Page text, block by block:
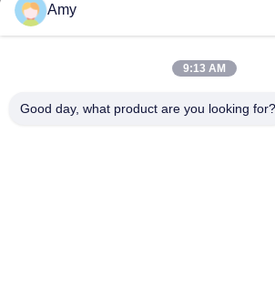
09:00-18:00
Ruta nacional 106, distrito de Huadu,
Amy
9:13 AM
Good day, what product are you looking for?